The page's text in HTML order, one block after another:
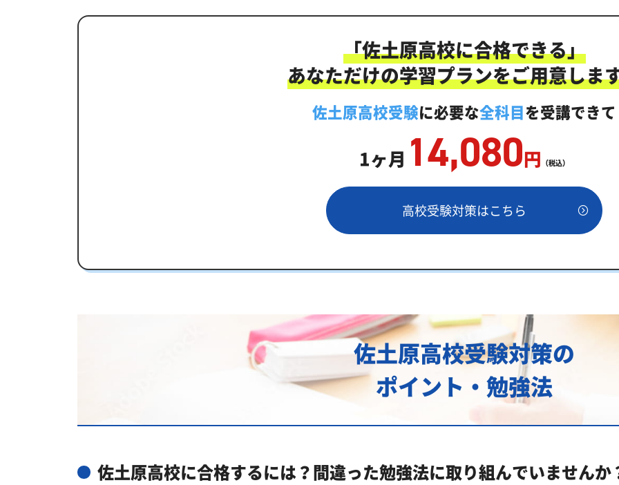
一人でも安心、学習相談
生徒にピッタリ合った「佐土原高校対策のオーダーメイドカリキュラム」だから成果が出る！
カリキュラムや料金についてお気軽にご相談ください
佐土原高校合格するには内申点と偏差値両方が必要
佐土原高校の所在地・アクセス
佐土原高校と偏差値が近い公立高校一覧
宮崎市の他の私立高校
「佐土原高校に合格できる」
あなただけの学習プランをご用意しま
佐土原高校受験に必要な全科目を受講できて
1ヶ月 14,080円 （税込）
高校受験対策はこちら
佐土原高校受験対策の
ポイント・勉強法
佐土原高校に合格するには？間違った勉強法に取り組んでいませんか